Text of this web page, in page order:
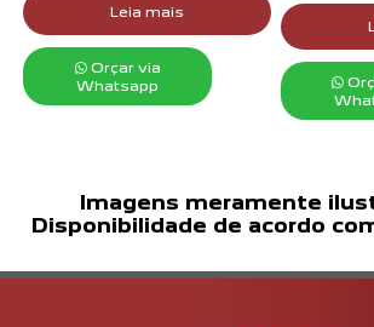
Leia mais
Orçar via
Whatsapp
Imagens meramente
Disponibilidade de acordo